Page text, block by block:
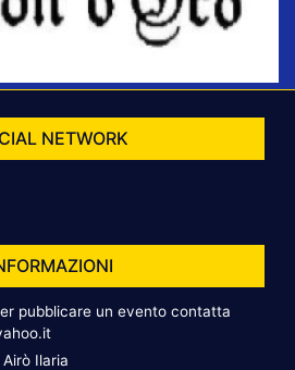
NETWORK
pubblicare un evento contatta
Ilaria